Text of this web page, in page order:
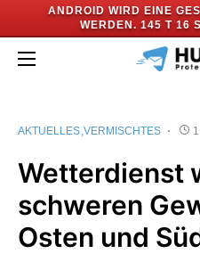
ANDROID WIRD EINE
WERDEN. 145 T 16
AKTUELLES VERMISCHTES
Wetterdienst
schweren
Osten und